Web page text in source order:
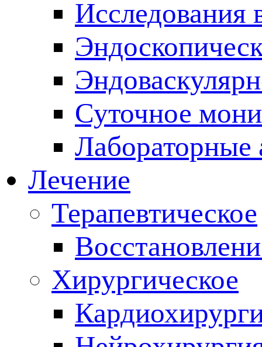
Исследования
Суточное
Лабораторные
Лечение
Терапевтическое
Хирургическое